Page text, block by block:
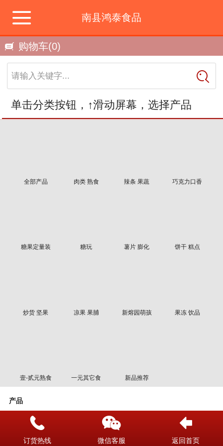
南县鸿泰食品
购物车(0)
请输入关键字...
单击分类按钮，↑滑动屏幕，选择产品
全部产品 肉类 熟食 辣条 果蔬 巧克力口香
糖果定量装 糖玩 薯片 膨化 饼干 糕点
炒货 坚果 凉果 果脯 新熔园萌孩 果冻 饮品
壹-贰元熟食 一元其它食 新品推荐
产品
筛选
订货热线
微信客服 返回首页